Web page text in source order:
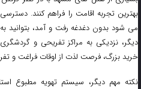
بهترین تجربه اقامت را فراهم کنند.
می‌ شود بدون دغدغه رفت‌ و آمد، بتوانید
دیگر، نزدیکی به مراکز تفریحی و
خرید بزرگ، فرصت لذت از اوقات فراغت و
نکته مهم دیگر، سیستم تهویه مطبوع